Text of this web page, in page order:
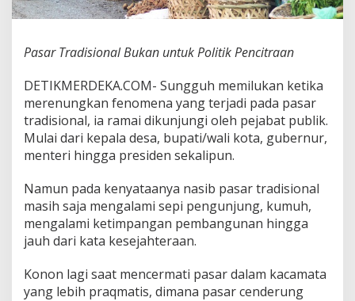
n
u
t
k
P
o
l
i
t
P
e
n
c
i
r
a
Pasar Tradisional Bukan untuk Politik Pencitraan
DETIKMERDEKA.COM- Sungguh memilukan ketika
merenungkan fenomena yang terjadi pada pasar
tradisional, ia ramai dikunjungi oleh pejabat publik.
Mulai dari kepala desa, bupati/wali kota, gubernur,
menteri hingga presiden sekalipun.
Namun pada kenyataanya nasib pasar tradisional
masih saja mengalami sepi pengunjung, kumuh,
mengalami ketimpangan pembangunan hingga
jauh dari kata kesejahteraan.
Konon lagi saat mencermati pasar dalam kacamata
yang lebih praqmatis, dimana pasar cenderung